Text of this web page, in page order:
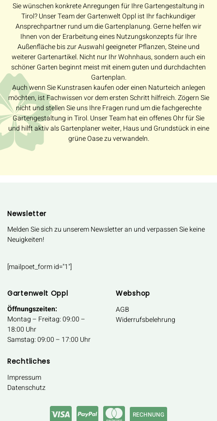
Sie wünschen konkrete Anregungen für Ihre Gartengestaltung in
Tirol? Unser Team der Gartenwelt Oppl ist Ihr fachkundiger
Ansprechpartner rund um die Gartenplanung. Gerne helfen wir
Ihnen von der Erarbeitung eines Nutzungskonzepts für Ihre
Außenfläche bis zur Auswahl geeigneter Pflanzen, Steine und
weiterer Gartenartikel. Nicht nur Ihr Wohnhaus, sondern auch ein
schöner Garten beginnt meist mit einem guten und durchdachten
Gartenplan.
Auch wenn Sie Kunstrasen kaufen oder einen Naturteich anlegen
möchten, ist Fachwissen vor dem ersten Schritt hilfreich. Zögern Sie
nicht und stellen Sie uns Ihre Fragen rund um die fachgerechte
Gartengestaltung in Tirol. Unser Team hat ein offenes Ohr für Sie
und hilft aktiv als Gartenplaner weiter, Haus und Grundstück in eine
grüne Oase zu verwandeln.
Newsletter
Melden Sie sich zu unserem Newsletter an und verpassen Sie keine
Neuigkeiten!
[mailpoet_form id="1"]
Gartenwelt Oppl
Öffnungszeiten:
Montag – Freitag: 09:00 –
18:00 Uhr
Samstag: 09:00 – 17:00 Uhr
Webshop
AGB
Widerrufsbelehrung
Rechtliches
Impressum
Datenschutz
RECHNUNG